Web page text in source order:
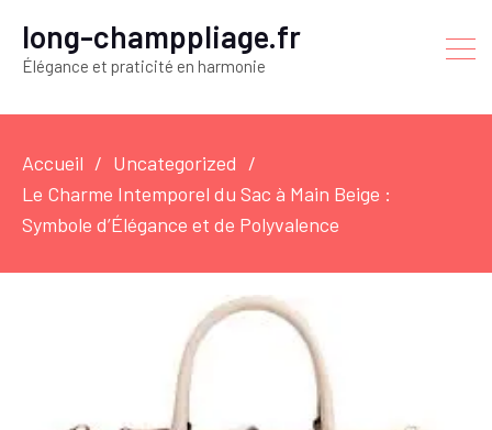
long-champpliage.fr
Élégance et praticité en harmonie
Accueil
Uncategorized
Le Charme Intemporel du Sac à Main Beige :
Symbole d’Élégance et de Polyvalence